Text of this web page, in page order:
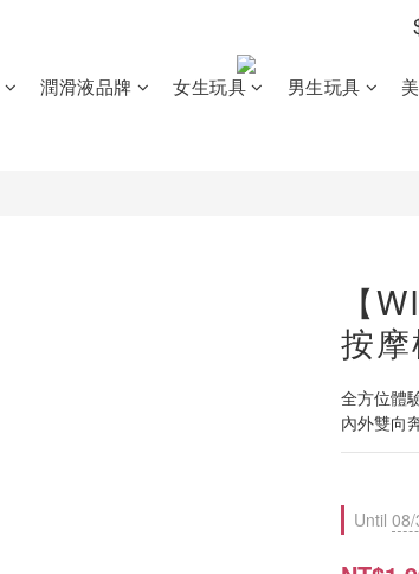
潤滑液品牌 女生玩具 男生玩具
【
按摩
全方位體
內外雙向
Until